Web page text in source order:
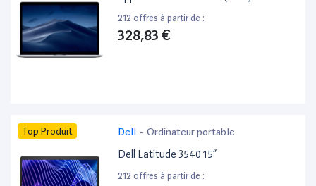
212 offres à partir de :
328,83 €
Top Produit Dell - Ordinateur portable
Dell Latitude 3540 15”
212 offres à partir de :